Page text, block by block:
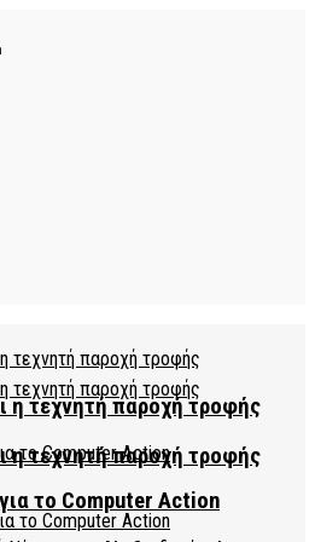
η τεχνητή παροχή τροφής
η τεχνητή παροχή τροφής
το Computer Action